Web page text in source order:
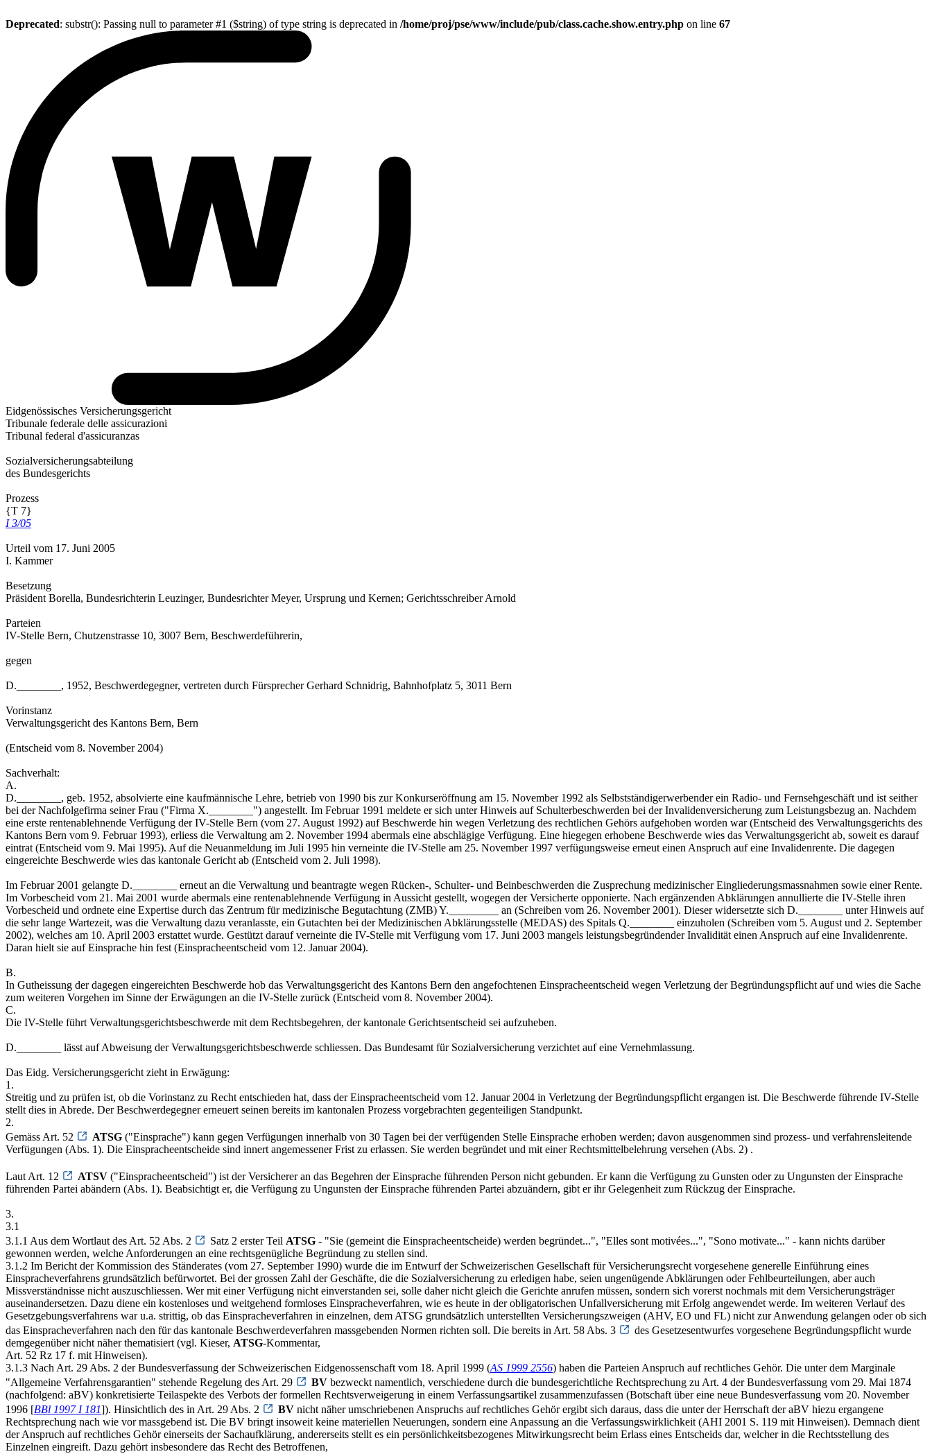
Deprecated: substr(): Passing null to parameter #1 ($string) of type string is deprecated in /home/proj/pse/www/include/pub/class.cache.show.entry.php on line 67
Eidgenössisches Versicherungsgericht
Tribunale federale delle assicurazioni
Tribunal federal d'assicuranzas
Sozialversicherungsabteilung
des Bundesgerichts
Prozess
{T 7}
I 3/05
Urteil vom 17. Juni 2005
I. Kammer
Besetzung
Präsident Borella, Bundesrichterin Leuzinger, Bundesrichter Meyer, Ursprung und Kernen; Gerichtsschreiber Arnold
Parteien
IV-Stelle Bern, Chutzenstrasse 10, 3007 Bern, Beschwerdeführerin,
gegen
D.________, 1952, Beschwerdegegner, vertreten durch Fürsprecher Gerhard Schnidrig, Bahnhofplatz 5, 3011 Bern
Vorinstanz
Verwaltungsgericht des Kantons Bern, Bern
(Entscheid vom 8. November 2004)
Sachverhalt:
A.
D.________, geb. 1952, absolvierte eine kaufmännische Lehre, betrieb von 1990 bis zur Konkurseröffnung am 15. November 1992 als Selbstständigerwerbender ein Radio- und Fernsehgeschäft und ist seither
bei der Nachfolgefirma seiner Frau ("Firma X.________") angestellt. Im Februar 1991 meldete er sich unter Hinweis auf Schulterbeschwerden bei der Invalidenversicherung zum Leistungsbezug an. Nachdem
eine erste rentenablehnende Verfügung der IV-Stelle Bern (vom 27. August 1992) auf Beschwerde hin wegen Verletzung des rechtlichen Gehörs aufgehoben worden war (Entscheid des Verwaltungsgerichts des
Kantons Bern vom 9. Februar 1993), erliess die Verwaltung am 2. November 1994 abermals eine abschlägige Verfügung. Eine hiegegen erhobene Beschwerde wies das Verwaltungsgericht ab, soweit es darauf
eintrat (Entscheid vom 9. Mai 1995). Auf die Neuanmeldung im Juli 1995 hin verneinte die IV-Stelle am 25. November 1997 verfügungsweise erneut einen Anspruch auf eine Invalidenrente. Die dagegen
eingereichte Beschwerde wies das kantonale Gericht ab (Entscheid vom 2. Juli 1998).
Im Februar 2001 gelangte D.________ erneut an die Verwaltung und beantragte wegen Rücken-, Schulter- und Beinbeschwerden die Zusprechung medizinischer Eingliederungsmassnahmen sowie einer Rente.
Im Vorbescheid vom 21. Mai 2001 wurde abermals eine rentenablehnende Verfügung in Aussicht gestellt, wogegen der Versicherte opponierte. Nach ergänzenden Abklärungen annullierte die IV-Stelle ihren
Vorbescheid und ordnete eine Expertise durch das Zentrum für medizinische Begutachtung (ZMB) Y._________ an (Schreiben vom 26. November 2001). Dieser widersetzte sich D.________ unter Hinweis auf
die sehr lange Wartezeit, was die Verwaltung dazu veranlasste, ein Gutachten bei der Medizinischen Abklärungsstelle (MEDAS) des Spitals Q.________ einzuholen (Schreiben vom 5. August und 2. September
2002), welches am 10. April 2003 erstattet wurde. Gestützt darauf verneinte die IV-Stelle mit Verfügung vom 17. Juni 2003 mangels leistungsbegründender Invalidität einen Anspruch auf eine Invalidenrente.
Daran hielt sie auf Einsprache hin fest (Einspracheentscheid vom 12. Januar 2004).
B.
In Gutheissung der dagegen eingereichten Beschwerde hob das Verwaltungsgericht des Kantons Bern den angefochtenen Einspracheentscheid wegen Verletzung der Begründungspflicht auf und wies die Sache
zum weiteren Vorgehen im Sinne der Erwägungen an die IV-Stelle zurück (Entscheid vom 8. November 2004).
C.
Die IV-Stelle führt Verwaltungsgerichtsbeschwerde mit dem Rechtsbegehren, der kantonale Gerichtsentscheid sei aufzuheben.
D.________ lässt auf Abweisung der Verwaltungsgerichtsbeschwerde schliessen. Das Bundesamt für Sozialversicherung verzichtet auf eine Vernehmlassung.
Das Eidg. Versicherungsgericht zieht in Erwägung:
1.
Streitig und zu prüfen ist, ob die Vorinstanz zu Recht entschieden hat, dass der Einspracheentscheid vom 12. Januar 2004 in Verletzung der Begründungspflicht ergangen ist. Die Beschwerde führende IV-Stelle
stellt dies in Abrede. Der Beschwerdegegner erneuert seinen bereits im kantonalen Prozess vorgebrachten gegenteiligen Standpunkt.
2.
Gemäss Art. 52
ATSG ("Einsprache") kann gegen Verfügungen innerhalb von 30 Tagen bei der verfügenden Stelle Einsprache erhoben werden; davon ausgenommen sind prozess- und verfahrensleitende
Verfügungen (Abs. 1). Die Einspracheentscheide sind innert angemessener Frist zu erlassen. Sie werden begründet und mit einer Rechtsmittelbelehrung versehen (Abs. 2) .
Laut Art. 12 ATSV ("Einspracheentscheid") ist der Versicherer an das Begehren der Einsprache führenden Person nicht gebunden. Er kann die Verfügung zu Gunsten oder zu Ungunsten der Einsprache
führenden Partei abändern (Abs. 1). Beabsichtigt er, die Verfügung zu Ungunsten der Einsprache führenden Partei abzuändern, gibt er ihr Gelegenheit zum Rückzug der Einsprache.
3.
3.1
3.1.1 Aus dem Wortlaut des Art. 52 Abs. 2
Satz 2 erster Teil ATSG - "Sie (gemeint die Einspracheentscheide) werden begründet...", "Elles sont motivées...", "Sono motivate..." - kann nichts darüber
gewonnen werden, welche Anforderungen an eine rechtsgenügliche Begründung zu stellen sind.
3.1.2 Im Bericht der Kommission des Ständerates (vom 27. September 1990) wurde die im Entwurf der Schweizerischen Gesellschaft für Versicherungsrecht vorgesehene generelle Einführung eines
Einspracheverfahrens grundsätzlich befürwortet. Bei der grossen Zahl der Geschäfte, die die Sozialversicherung zu erledigen habe, seien ungenügende Abklärungen oder Fehlbeurteilungen, aber auch
Missverständnisse nicht auszuschliessen. Wer mit einer Verfügung nicht einverstanden sei, solle daher nicht gleich die Gerichte anrufen müssen, sondern sich vorerst nochmals mit dem Versicherungsträger
auseinandersetzen. Dazu diene ein kostenloses und weitgehend formloses Einspracheverfahren, wie es heute in der obligatorischen Unfallversicherung mit Erfolg angewendet werde. Im weiteren Verlauf des
Gesetzgebungsverfahrens war u.a. strittig, ob das Einspracheverfahren in einzelnen, dem ATSG grundsätzlich unterstellten Versicherungszweigen (AHV, EO und FL) nicht zur Anwendung gelangen oder ob sich
das Einspracheverfahren nach den für das kantonale Beschwerdeverfahren massgebenden Normen richten soll. Die bereits in Art. 58 Abs. 3
des Gesetzesentwurfes vorgesehene Begründungspflicht wurde
demgegenüber nicht näher thematisiert (vgl. Kieser, ATSG-Kommentar,
Art. 52 Rz 17 f. mit Hinweisen).
3.1.3 Nach Art. 29 Abs. 2 der Bundesverfassung der Schweizerischen Eidgenossenschaft vom 18. April 1999 (AS 1999 2556) haben die Parteien Anspruch auf rechtliches Gehör. Die unter dem Marginale
"Allgemeine Verfahrensgarantien" stehende Regelung des Art. 29
BV bezweckt namentlich, verschiedene durch die bundesgerichtliche Rechtsprechung zu Art. 4 der Bundesverfassung vom 29. Mai 1874
(nachfolgend: aBV) konkretisierte Teilaspekte des Verbots der formellen Rechtsverweigerung in einem Verfassungsartikel zusammenzufassen (Botschaft über eine neue Bundesverfassung vom 20. November
1996 [BBl 1997 I 181]). Hinsichtlich des in Art. 29 Abs. 2 BV nicht näher umschriebenen Anspruchs auf rechtliches Gehör ergibt sich daraus, dass die unter der Herrschaft der aBV hiezu ergangene
Rechtsprechung nach wie vor massgebend ist. Die BV bringt insoweit keine materiellen Neuerungen, sondern eine Anpassung an die Verfassungswirklichkeit (AHI 2001 S. 119 mit Hinweisen). Demnach dient
der Anspruch auf rechtliches Gehör einerseits der Sachaufklärung, andererseits stellt es ein persönlichkeitsbezogenes Mitwirkungsrecht beim Erlass eines Entscheids dar, welcher in die Rechtsstellung des
Einzelnen eingreift. Dazu gehört insbesondere das Recht des Betroffenen,